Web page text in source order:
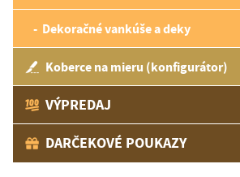
Dekoračné vankúše a deky
Koberce na mieru (konfigurátor)
VÝPREDAJ
DARČEKOVÉ POUKAZY